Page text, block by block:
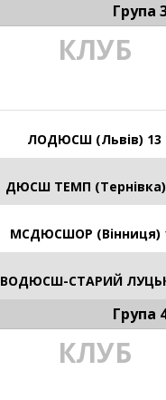
Група
КЛУБ
ЛОДЮСШ (Львів) 13
ДЮСШ ТЕМП (Тернівка)
МСДЮСШОР (Вінниця)
ВОДЮСШ-СТАРИЙ
Група
КЛУБ